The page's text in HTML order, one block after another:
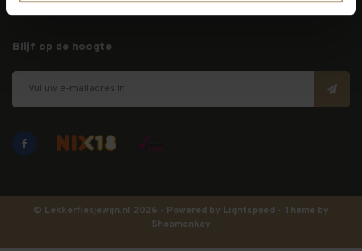
Lekkerflesjewijn
Blijf op de hoogte
© Lekkerflesjewijn.nl 2026 - Powered by Lightspeed - Theme by
Shopmonkey